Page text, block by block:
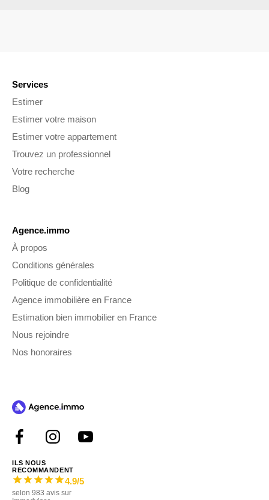
Services
Estimer
Estimer votre maison
Estimer votre appartement
Trouvez un professionnel
Votre recherche
Blog
Agence.immo
À propos
Conditions générales
Politique de confidentialité
Agence immobilière en France
Estimation bien immobilier en France
Nous rejoindre
Nos honoraires
ILS NOUS
RECOMMANDENT
4.9/5
selon 983 avis sur